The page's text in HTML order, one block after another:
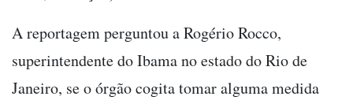
A reportagem perguntou a Rogério Rocco,
superintendente do Ibama no estado do Rio de
Janeiro, se o órgão cogita tomar alguma medida